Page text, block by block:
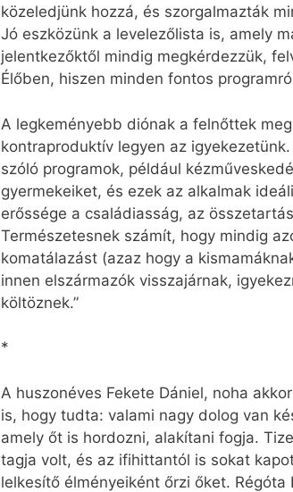
közeledjünk hozzá, és szorgalmazták
Jó eszközünk a levelezőlista is, amely
jelentkezőktől mindig megkérdezzük,
Élőben, hiszen minden fontos
A legkeményebb diónak a felnőttek
kontraproduktív legyen az
szóló programok, például
gyermekeiket, és ezek az alkalmak
erőssége a családiasság, az
Természetesnek számít, hogy mindig
komatálazást (azaz hogy a
innen elszármazók visszajárnak,
költöznek.”
*
A huszonéves Fekete Dániel, noha
is, hogy tudta: valami nagy dolog van
amely őt is hordozni, alakítani fogja.
tagja volt, és az ifihittantól is sokat
lelkesítő élményeiként őrzi őket.